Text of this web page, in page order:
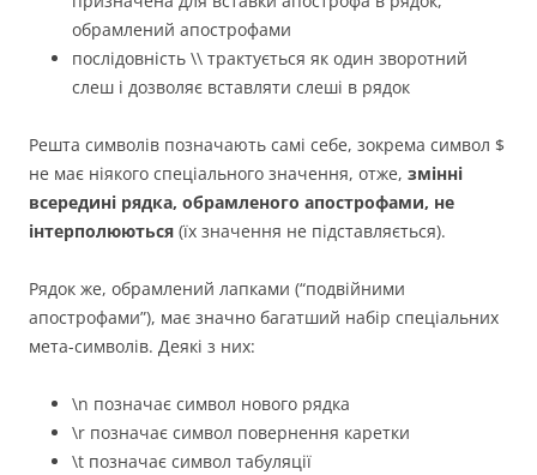
o
k
и
с
я
обрамлений апострофами
послідовність \\ трактується як один зворотний
слеш і дозволяє вставляти слеші в рядок
Решта символів позначають самі себе, зокрема символ $
не має ніякого спеціального значення, отже, змінні
всередині рядка, обрамленого апострофами, не
інтерполюються (їх значення не підставляється).
Рядок же, обрамлений лапками (“подвійними
апострофами”), має значно багатший набір спеціальних
мета-символів. Деякі з них:
\n позначає символ нового рядка
\r позначає символ повернення каретки
\t позначає символ табуляції